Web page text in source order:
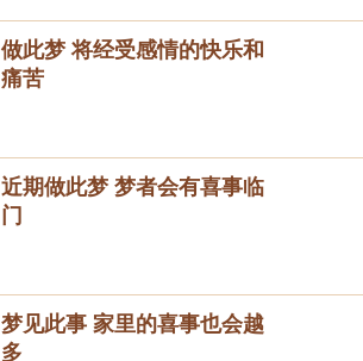
做此梦 将经受感情的快乐和
痛苦
近期做此梦 梦者会有喜事临
门
梦见此事 家里的喜事也会越
多